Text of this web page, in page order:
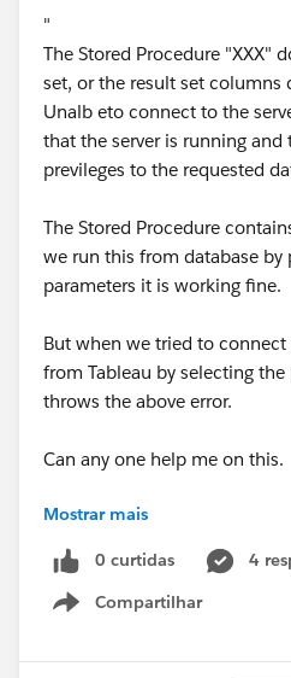
"
The Stored Procedure "XXX"
set, or the result set columns
Unalb eto connect to the
that the server is running and
previleges to the requested
The Stored Procedure
we run this from database by
parameters it is working fine.
But when we tried to
from Tableau by selecting
throws the above error.
Can any one help me on this.
Thanks
Mostrar mais
0 curtidas
4
Compartilhar
Show menu